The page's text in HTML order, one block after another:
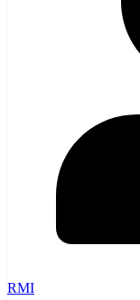
RMI